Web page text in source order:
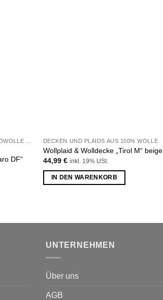
DECKEN UND PLAIDS AUS MERINOWOLLE UND KASCHMIR
DF“
DECKEN UND PLAIDS AUS 100% WOLLE
Wollplaid & Wolldecke „Tirol M“ beige
44,99 € inkl. 19% USt.
IN DEN WARENKORB
UNTERNEHMEN
Über uns
AGB